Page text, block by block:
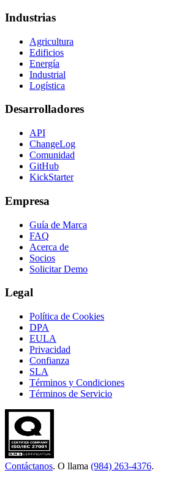
Industrias
Agricultura
Edificios
Energía
Industrial
Logística
Desarrolladores
API
ChangeLog
Comunidad
GitHub
KickStarter
Empresa
Guía de Marca
FAQ
Acerca de
Socios
Solicitar Demo
Legal
Política de Cookies
DPA
EULA
Privacidad
Confianza
SLA
Términos y Condiciones
Términos de Servicio
Contáctanos. O llama (984) 263-4376.